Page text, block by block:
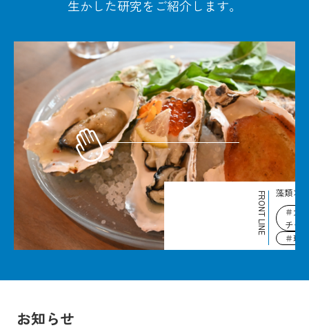
生かした研究をご紹介します。
FRONT LINE
藻類×AI
＃大
チャ
＃環
お知らせ